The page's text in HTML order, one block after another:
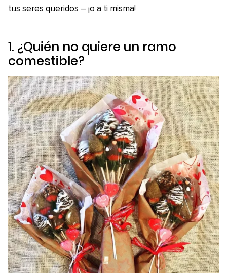
tus seres queridos – ¡o a ti misma!
1. ¿Quién no quiere un ramo
comestible?